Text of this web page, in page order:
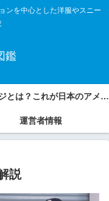
ンを中心とした洋服やスニー
鑑
アメカジとは？これが日本のアメカジスタイル
運営者情報
説